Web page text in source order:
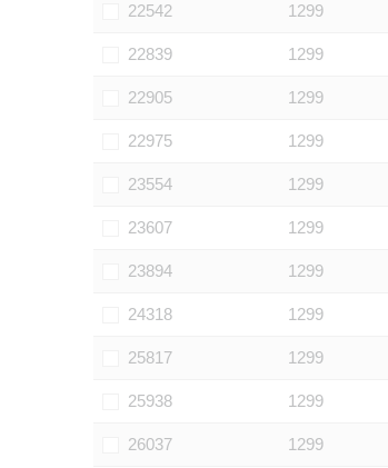
22542 1299
22839 1299
22905 1299
22975 1299
23554 1299
23607 1299
23894 1299
24318 1299
25817 1299
25938 1299
26037 1299